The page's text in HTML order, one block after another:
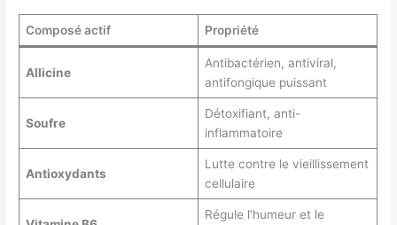
Composé actif Propriété
Allicine
Antibactérien, antiviral,
antifongique puissant
Soufre
Détoxifiant, anti-
inflammatoire
Antioxydants
Lutte contre le vieillissement
cellulaire
Régule l’humeur et le